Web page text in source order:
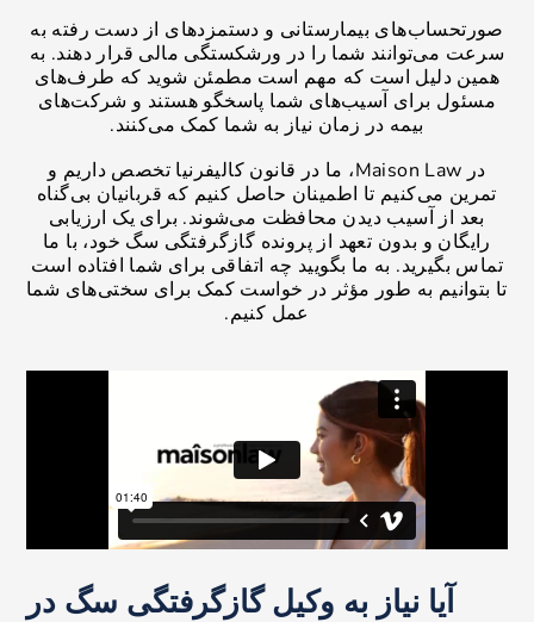
صورتحساب‌های بیمارستانی و دستمزدهای از دست رفته به
سرعت می‌توانند شما را در ورشکستگی مالی قرار دهند. به
همین دلیل است که مهم است مطمئن شوید که طرف‌های
مسئول برای آسیب‌های شما پاسخگو هستند و شرکت‌های
بیمه در زمان نیاز به شما کمک می‌کنند.
در Maison Law، ما در قانون کالیفرنیا تخصص داریم و
تمرین می‌کنیم تا اطمینان حاصل کنیم که قربانیان بی‌گناه
بعد از آسیب دیدن محافظت می‌شوند. برای یک ارزیابی
رایگان و بدون تعهد از پرونده گازگرفتگی سگ خود، با ما
تماس بگیرید. به ما بگویید چه اتفاقی برای شما افتاده است
تا بتوانیم به طور مؤثر در خواست کمک برای سختی‌های شما
عمل کنیم.
آیا نیاز به وکیل گازگرفتگی سگ در